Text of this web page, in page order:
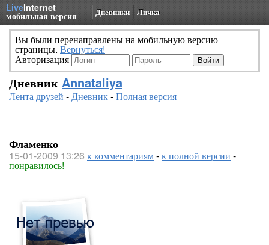
LiveInternet
мобильная версия Дневники Личка
Вы были перенаправлены на мобильную версию
страницы. Вернуться!
Авторизация
Дневник Annataliya
Лента друзей -Дневник-Полная версия
Фламенко
15-01-2009 13:26 к комментариям-к полной версии -
понравилось!